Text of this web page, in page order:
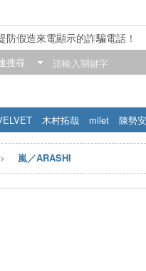
防假造來電顯示的詐騙電話！
華門市營業時間調整公告】
搜尋
木村拓哉 milet
陳勢安
嵐／ARASHI